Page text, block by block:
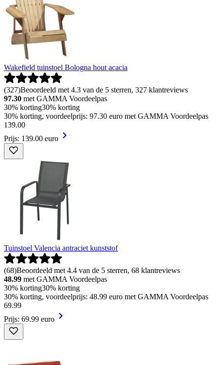
Wakefield tuinstoel Bologna hout acacia
(327)Beoordeeld met 4.3 van de 5 sterren, 327 klantreviews
97.30 met GAMMA Voordeelpas
30% korting30% korting
30% korting, voordeelprijs: 97.30 euro met GAMMA Voordeelpas
139.00
Prijs: 139.00 euro
Tuinstoel Valencia antraciet kunststof
(68)Beoordeeld met 4.4 van de 5 sterren, 68 klantreviews
48.99 met GAMMA Voordeelpas
30% korting30% korting
30% korting, voordeelprijs: 48.99 euro met GAMMA Voordeelpas
69.99
Prijs: 69.99 euro